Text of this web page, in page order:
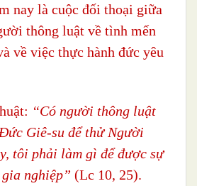
nay là cuộc đối thoại giữa
thông luật về tình mến
về việc thực hành đức yêu
“Có người thông luật
Giê-su để thử Người
tôi phải làm gì để được sự
nghiệp” (Lc 10, 25).